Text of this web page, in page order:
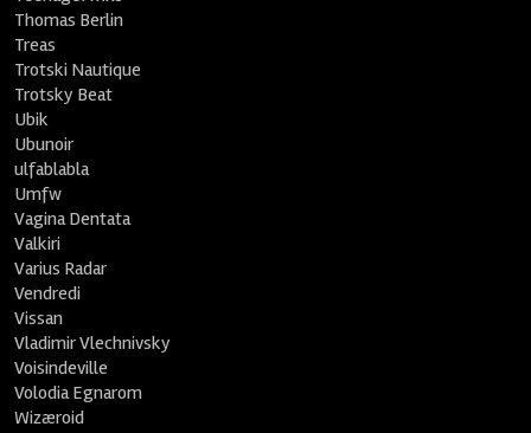
Thomas Berlin
Treas
Trotski Nautique
Trotsky Beat
Ubik
Ubunoir
ulfablabla
Umfw
Vagina Dentata
Valkiri
Varius Radar
Vendredi
Vissan
Vladimir Vlechnivsky
Voisindeville
Volodia Egnarom
Wizæroid